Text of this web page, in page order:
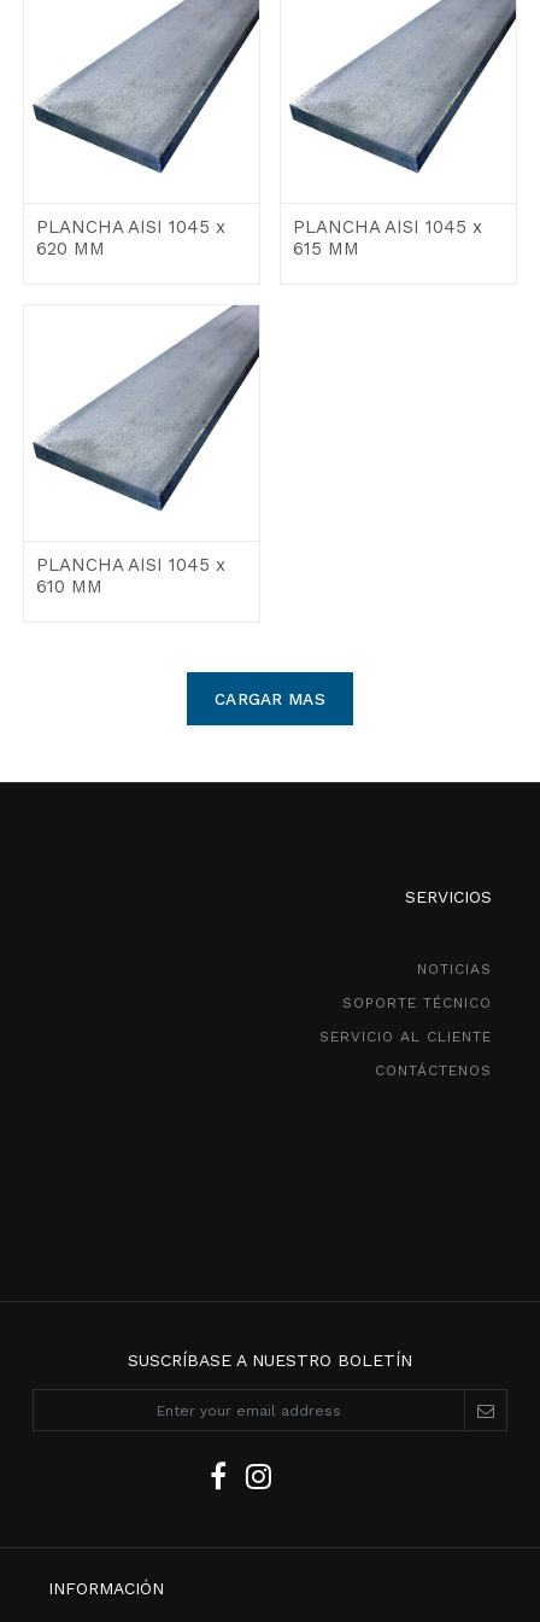
PLANCHA AISI 1045 x
620 MM
PLANCHA AISI 1045 x
615 MM
PLANCHA AISI 1045 x
610 MM
CARGAR MAS
SERVICIOS
NOTICIAS
SOPORTE TÉCNICO
SERVICIO AL CLIENTE
CONTÁCTENOS
SUSCRÍBASE A NUESTRO BOLETÍN
INFORMACIÓN